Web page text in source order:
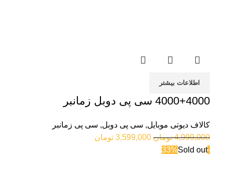
اطلاعات بیشتر
4000+4000 سی پی دوبل زمانبر
کالاف دیوتی موبایل, سی پی دوبل, سی پی زمانبر
4,999,000 تومان 3,599,000 تومان
-33%
Sold out